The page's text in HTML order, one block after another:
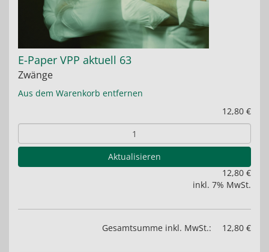
E-Paper VPP aktuell 63
Zwänge
Aus dem Warenkorb entfernen
12,80 €
Aktualisieren
12,80 €
inkl. 7% MwSt.
Gesamtsumme inkl. MwSt.: 12,80 €